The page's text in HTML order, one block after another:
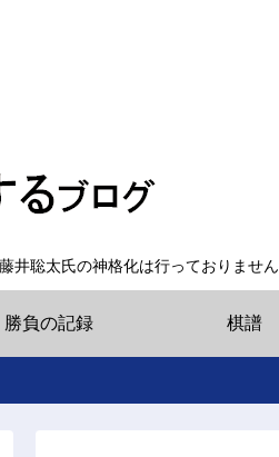
井聡太氏の神格化は行っておりません
勝負の記録 棋譜